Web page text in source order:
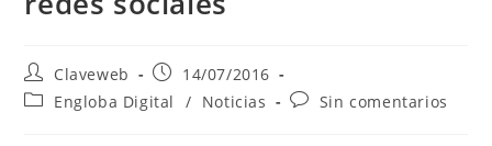
Claveweb
14/07/2016
Engloba Digital
/ Noticias Sin comentarios